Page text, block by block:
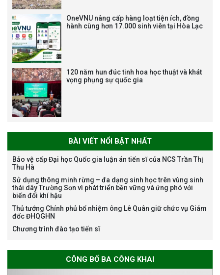
Bảo vệ luận án tiến sĩ của NCS
bổng Nagao tại Việt Nam năm
học 2026-2027
Thông báo về việc họp Tiểu
sơ chuyên môn cho các thí sinh
OneVNU nâng cấp hàng loạt tiện ích, đồng
hành cùng hơn 17.000 sinh viên tại Hòa Lạc
120 năm hun đúc tinh hoa học thuật và khát
vọng phụng sự quốc gia
BÀI VIẾT NỔI BẬT NHẤT
Bảo vệ cấp Đại học Quốc gia luận án tiến sĩ của NCS Trần Thị
Thu Hà
Sử dụng thông minh rừng – đa dạng sinh học trên vùng sinh
thái dãy Trường Sơn vì phát triển bền vững và ứng phó với
biến đổi khí hậu
Thủ tướng Chính phủ bổ nhiệm ông Lê Quân giữ chức vụ Giám
đốc ĐHQGHN
Chương trình đào tạo tiến sĩ
CÔNG BỐ BA CÔNG KHAI